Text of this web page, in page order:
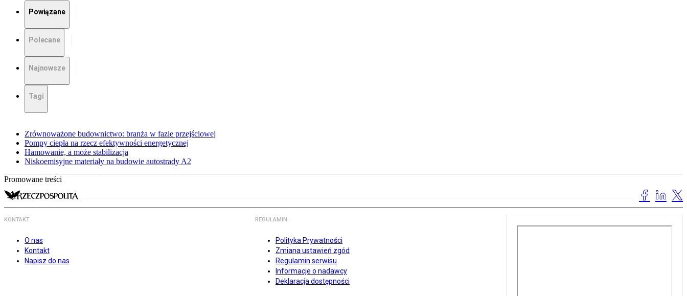
Powiązane
Polecane
Najnowsze
Tagi
Zrównoważone budownictwo: branża w fazie przejściowej
Pompy ciepła na rzecz efektywności energetycznej
Hamowanie, a może stabilizacja
Niskoemisyjne materiały na budowie autostrady A2
Promowane treści
KONTAKT
O nas
Kontakt
Napisz do nas
REGULAMIN
Polityka Prywatności
Zmiana ustawień zgód
Regulamin serwisu
Informacje o nadawcy
Deklaracja dostępności